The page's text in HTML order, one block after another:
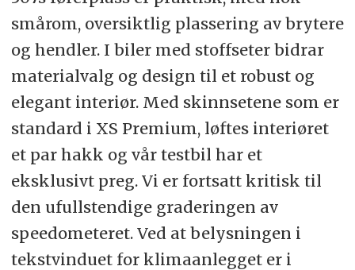
smårom, oversiktlig plassering av brytere
og hendler. I biler med stoffseter bidrar
materialvalg og design til et robust og
elegant interiør. Med skinnsetene som er
standard i XS Premium, løftes interiøret
et par hakk og vår testbil har et
eksklusivt preg. Vi er fortsatt kritisk til
den ufullstendige graderingen av
speedometeret. Ved at belysningen i
tekstvinduet for klimaanlegget er i